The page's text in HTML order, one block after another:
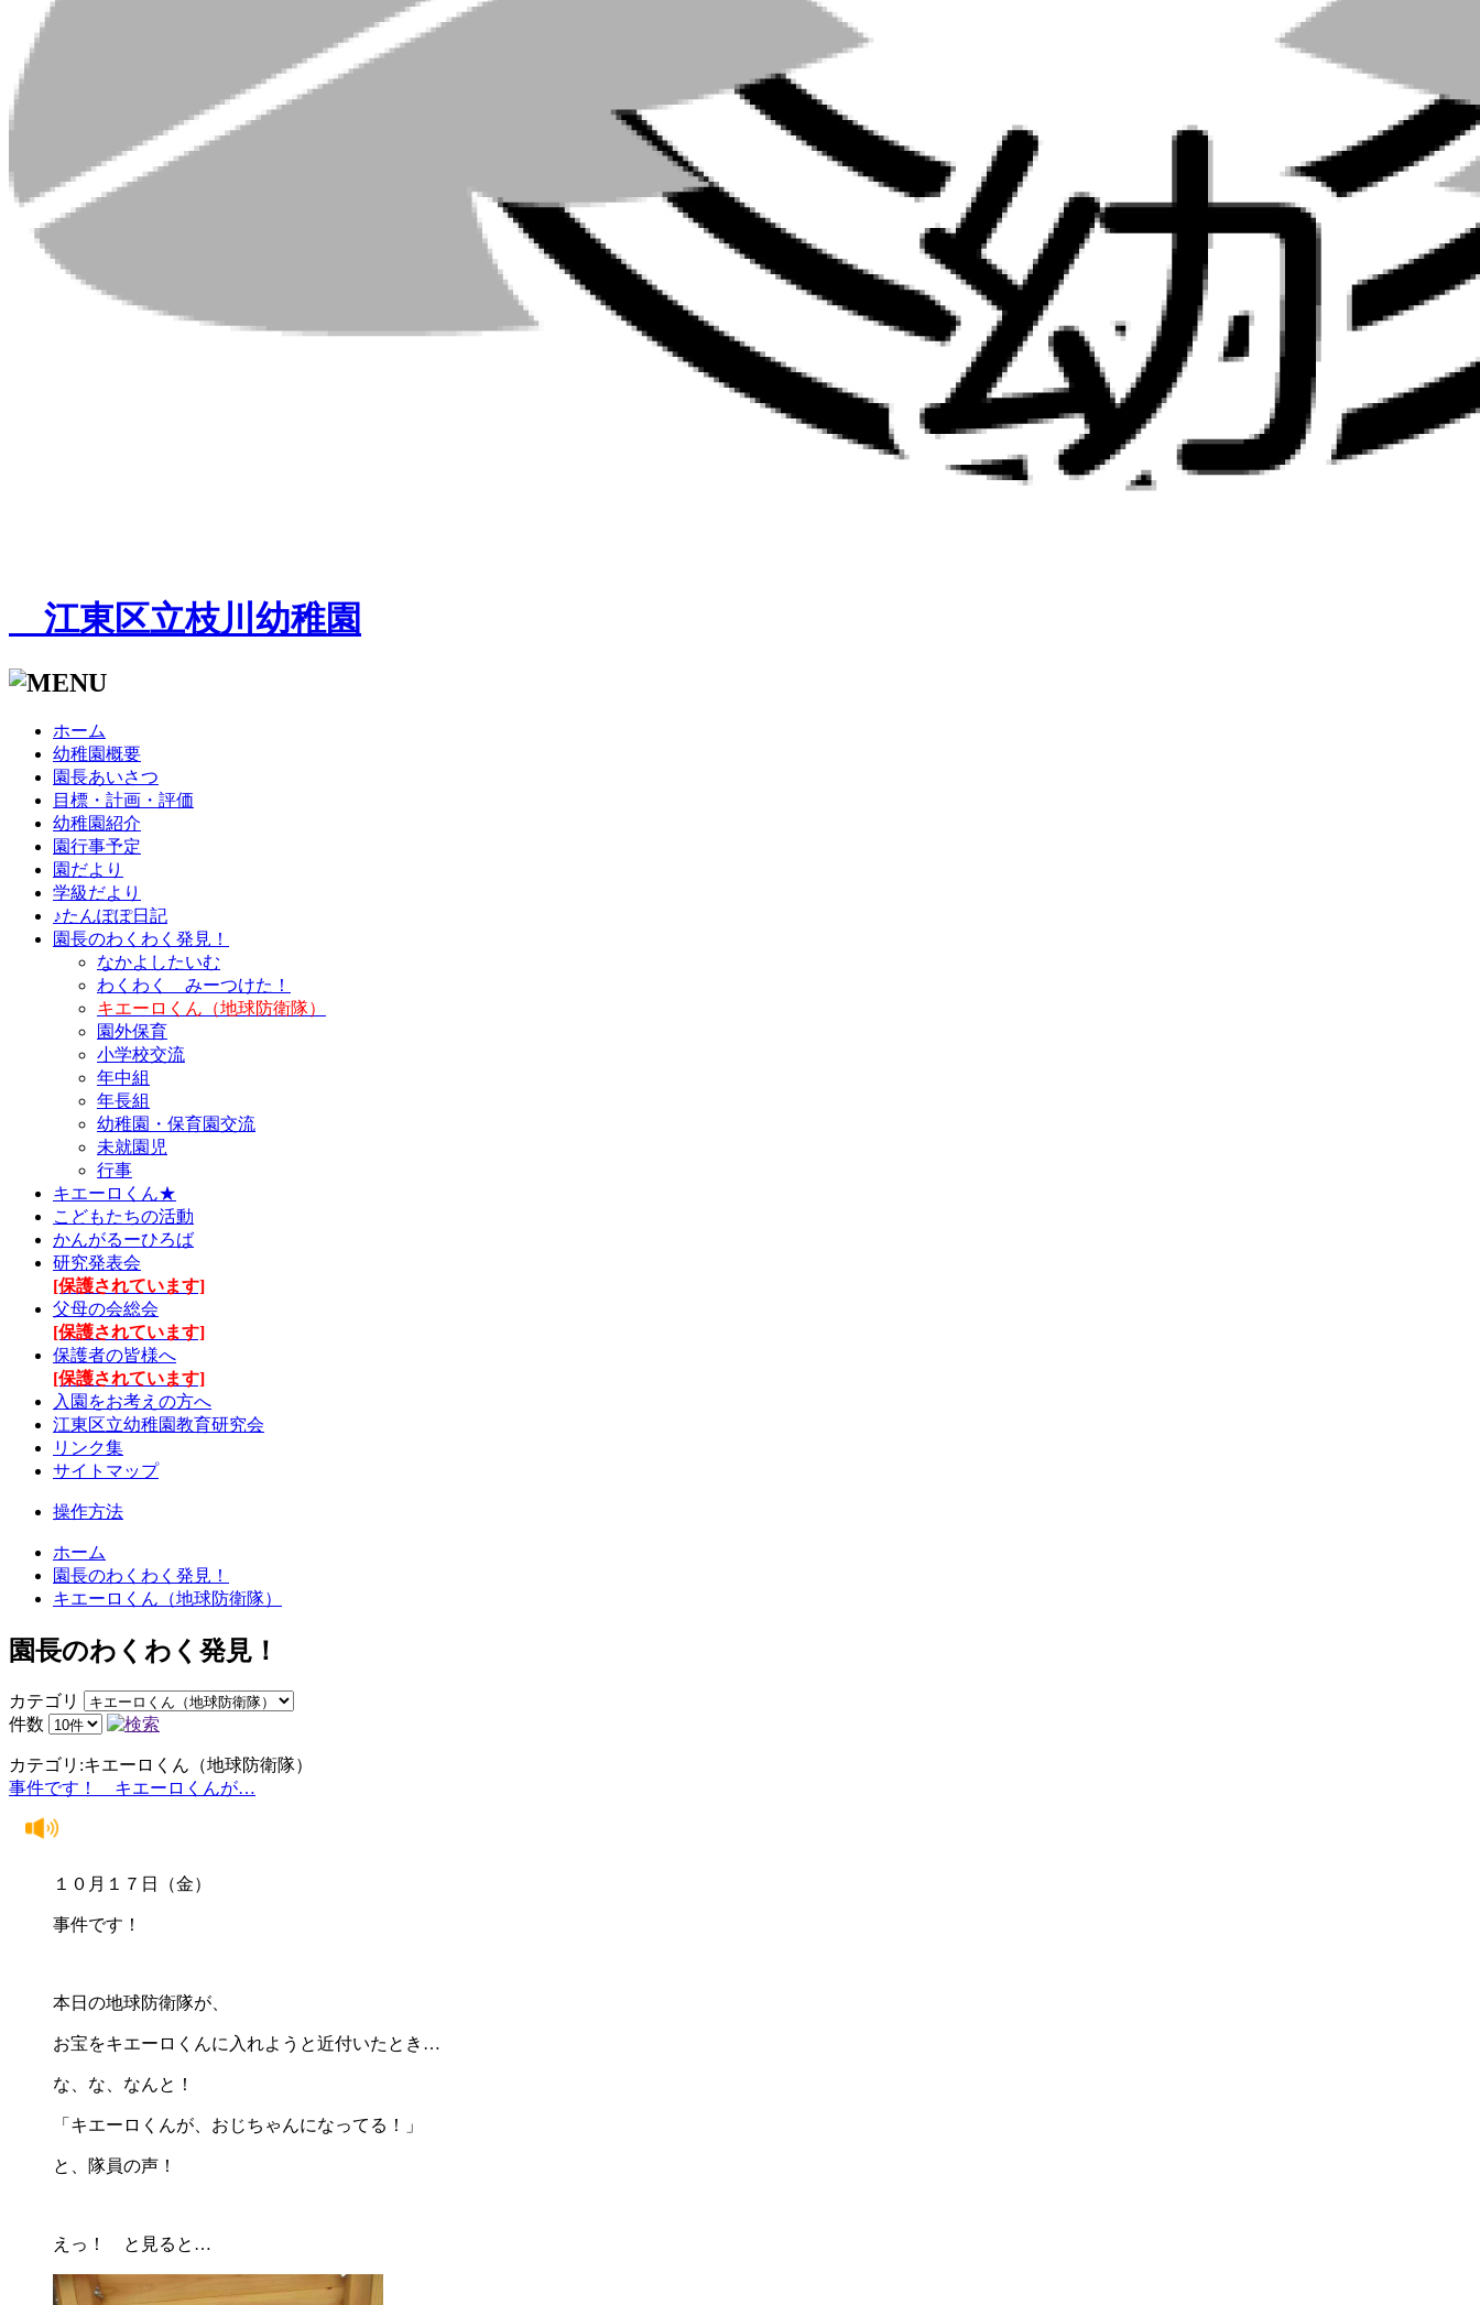
江東区立枝川幼稚園
ホーム
幼稚園概要
園長あいさつ
目標・計画・評価
幼稚園紹介
園行事予定
園だより
学級だより
♪たんぽぽ日記
園長のわくわく発見！
なかよしたいむ
わくわく みーつけた！
キエーロくん（地球防衛隊）
園外保育
小学校交流
年中組
年長組
幼稚園・保育園交流
未就園児
行事
キエーロくん★
こどもたちの活動
かんがるーひろば
研究発表会
[保護されています]
父母の会総会
[保護されています]
保護者の皆様へ
[保護されています]
入園をお考えの方へ
江東区立幼稚園教育研究会
リンク集
サイトマップ
操作方法
ホーム
園長のわくわく発見！
キエーロくん（地球防衛隊）
園長のわくわく発見！
カテゴリ
件数
カテゴリ:キエーロくん（地球防衛隊）
事件です！ キエーロくんが…
１０月１７日（金）
事件です！
本日の地球防衛隊が、
お宝をキエーロくんに入れようと近付いたとき…
な、な、なんと！
「キエーロくんが、おじちゃんになってる！」
と、隊員の声！
えっ！ と見ると…